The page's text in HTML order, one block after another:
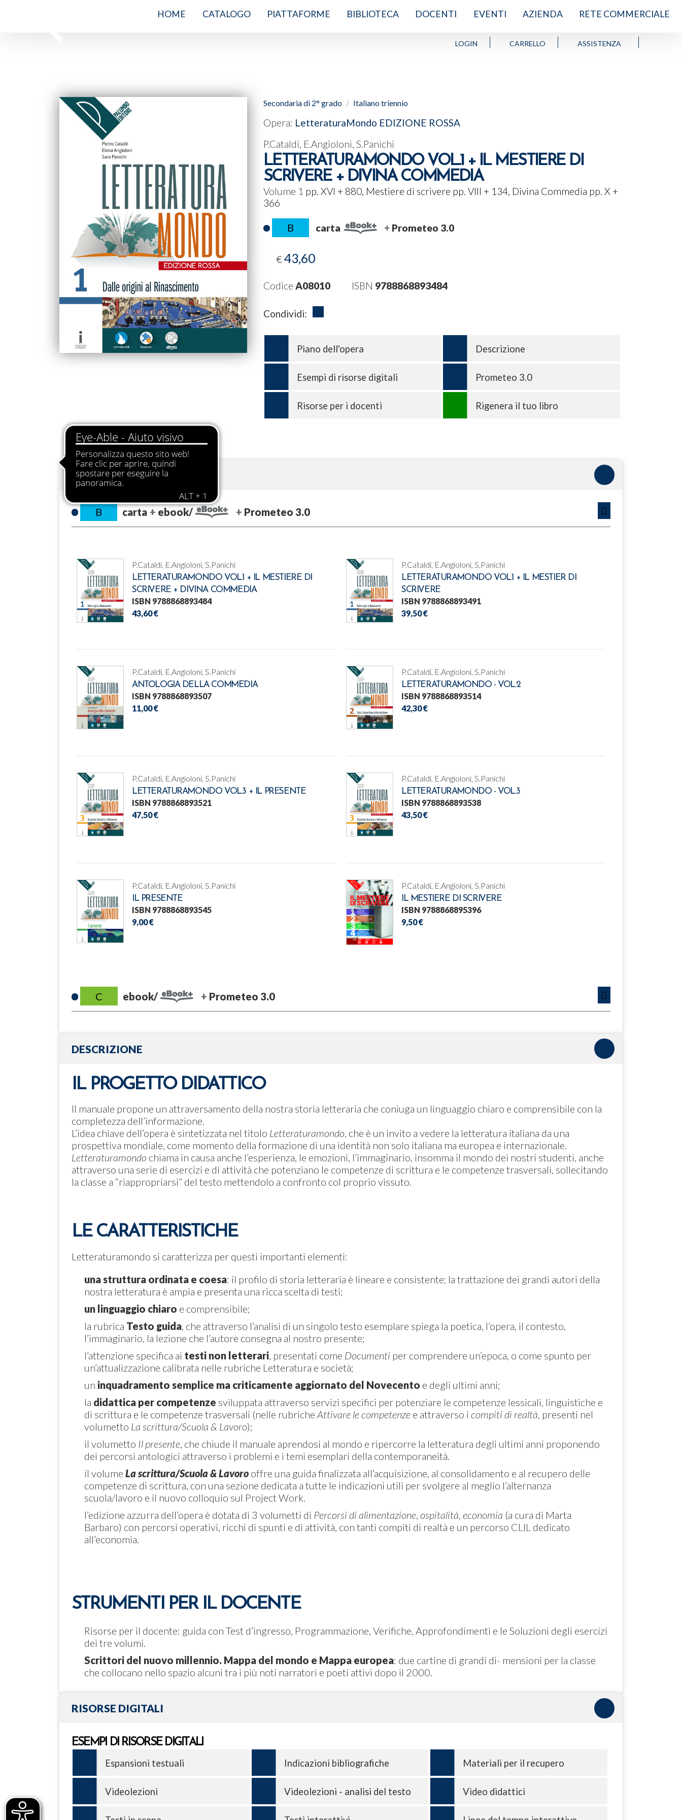
HOME CATALOGO PIATTAFORME BIBLIOTECA DOCENTI EVENTI AZIENDA RETE COMMERCIALE
LOGIN CARRELLO ASSISTENZA
Secondaria di 2° grado Italiano triennio
Opera: LetteraturaMondo EDIZIONE ROSSA
P.Cataldi, E.Angioloni, S.Panichi
LETTERATURAMONDO VOL.1 + IL MESTIERE DI
SCRIVERE + DIVINA COMMEDIA
Volume 1 pp. XVI + 880, Mestiere di scrivere pp. VIII + 134, Divina Commedia pp. X +
366
B carta Prometeo 3.0
€ 43,60
Codice A08010 ISBN 9788868893484
Condividi:
Piano dell'opera Descrizione
Esempi di risorse digitali Prometeo 3.0
Risorse per i docenti Rigenera il tuo libro
PIANO DELL'OPERA
B carta ebook/ Prometeo 3.0
P.Cataldi, E.Angioloni, S.Panichi
LETTERATURAMONDO VOL.1 + IL MESTIERE DI
SCRIVERE + DIVINA COMMEDIA
ISBN 9788868893484
43,60 €
P.Cataldi, E.Angioloni, S.Panichi
LETTERATURAMONDO VOL.1 + IL MESTIER DI
SCRIVERE
ISBN 9788868893491
39,50 €
P.Cataldi, E.Angioloni, S.Panichi
ANTOLOGIA DELLA COMMEDIA
ISBN 9788868893507
11,00 €
P.Cataldi, E.Angioloni, S.Panichi
LETTERATURAMONDO - VOL.2
ISBN 9788868893514
42,30 €
P.Cataldi, E.Angioloni, S.Panichi
LETTERATURAMONDO VOL.3 + IL PRESENTE
ISBN 9788868893521
47,50 €
P.Cataldi, E.Angioloni, S.Panichi
LETTERATURAMONDO - VOL.3
ISBN 9788868893538
43,50 €
P.Cataldi, E.Angioloni, S.Panichi
IL PRESENTE
ISBN 9788868893545
9,00 €
P.Cataldi, E.Angioloni, S.Panichi
IL MESTIERE DI SCRIVERE
ISBN 9788868895396
9,50 €
C ebook/ Prometeo 3.0
DESCRIZIONE
IL PROGETTO DIDATTICO
Il manuale propone un attraversamento della nostra storia letteraria che coniuga un linguaggio chiaro e comprensibile con la
completezza dell’informazione.
L’idea chiave dell’opera è sintetizzata nel titolo Letteraturamondo, che è un invito a vedere la letteratura italiana da una
prospettiva mondiale, come momento della formazione di una identità non solo italiana ma europea e internazionale.
Letteraturamondo chiama in causa anche l’esperienza, le emozioni, l’immaginario, insomma il mondo dei nostri studenti, anche
attraverso una serie di esercizi e di attività che potenziano le competenze di scrittura e le competenze trasversali, sollecitando
la classe a “riappropriarsi” del testo mettendolo a confronto col proprio vissuto.
LE CARATTERISTICHE
Letteraturamondo si caratterizza per questi importanti elementi:
una struttura ordinata e coesa: il profilo di storia letteraria è lineare e consistente; la trattazione dei grandi autori della
nostra letteratura è ampia e presenta una ricca scelta di testi;
un linguaggio chiaro e comprensibile;
la rubrica Testo guida , che attraverso l’analisi di un singolo testo esemplare spiega la poetica, l’opera, il contesto,
l’immaginario, la lezione che l’autore consegna al nostro presente;
l’attenzione specifica ai testi non letterari , presentati come Documenti per comprendere un’epoca, o come spunto per
un’attualizzazione calibrata nelle rubriche Letteratura e società;
un inquadramento semplice ma criticamente aggiornato del Novecento e degli ultimi anni;
la didattica per competenze sviluppata attraverso servizi specifici per potenziare le competenze lessicali, linguistiche e
di scrittura e le competenze trasversali (nelle rubriche Attivare le competenze e attraverso i compiti di realtà , presenti nel
volumetto La scrittura/Scuola & Lavoro);
il volumetto Il presente , che chiude il manuale aprendosi al mondo e ripercorre la letteratura degli ultimi anni proponendo
dei percorsi antologici attraverso i problemi e i temi esemplari della contemporaneità.
il volume La scrittura/Scuola & Lavoro offre una guida finalizzata all’acquisizione, al consolidamento e al recupero delle
competenze di scrittura, con una sezione dedicata a tutte le indicazioni utili per svolgere al meglio l’alternanza
scuola/lavoro e il nuovo colloquio sul Project Work.
l’edizione azzurra dell’opera è dotata di 3 volumetti di Percorsi di alimentazione ospitalità economia (a cura di Marta
Barbaro) con percorsi operativi, ricchi di spunti e di attività, con tanti compiti di realtà e un percorso CLIL dedicato
all’economia.
STRUMENTI PER IL DOCENTE
Risorse per il docente: guida con Test d’ingresso, Programmazione, Verifiche, Approfondimenti e le Soluzioni degli esercizi
dei tre volumi.
Scrittori del nuovo millennio. Mappa del mondo e Mappa europea: due cartine di grandi di- mensioni per la classe
che collocano nello spazio alcuni tra i più noti narratori e poeti attivi dopo il 2000.
RISORSE DIGITALI
ESEMPI DI RISORSE DIGITALI
Espansioni testuali Indicazioni bibliografiche Materiali per il recupero
Videolezioni Videolezioni - analisi del testo Video didattici